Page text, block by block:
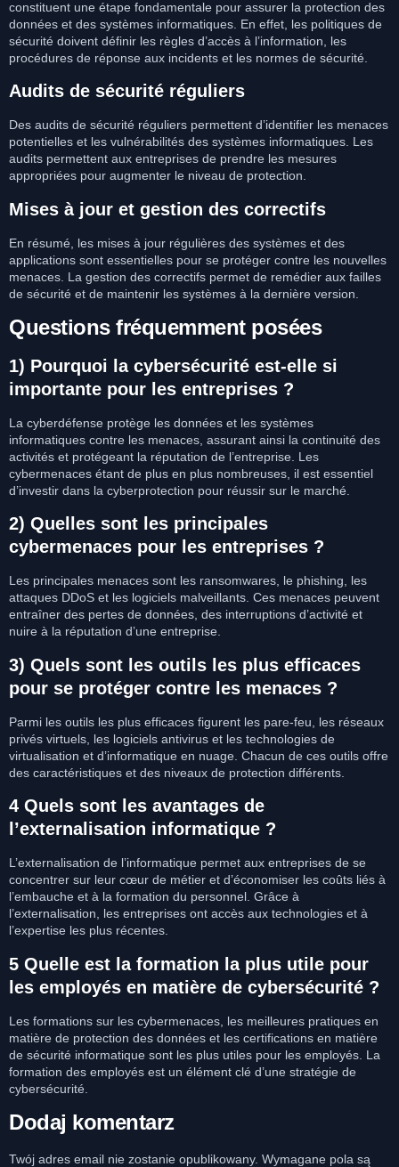
constituent une étape fondamentale pour assurer la protection des
données et des systèmes informatiques. En effet, les politiques de
sécurité doivent définir les règles d’accès à l’information, les
procédures de réponse aux incidents et les normes de sécurité.
Audits de sécurité réguliers
Des audits de sécurité réguliers permettent d’identifier les menaces
potentielles et les vulnérabilités des systèmes informatiques. Les
audits permettent aux entreprises de prendre les mesures
appropriées pour augmenter le niveau de protection.
Mises à jour et gestion des correctifs
En résumé, les mises à jour régulières des systèmes et des
applications sont essentielles pour se protéger contre les nouvelles
menaces. La gestion des correctifs permet de remédier aux failles
de sécurité et de maintenir les systèmes à la dernière version.
Questions fréquemment posées
1) Pourquoi la cybersécurité est-elle si
importante pour les entreprises ?
La cyberdéfense protège les données et les systèmes
informatiques contre les menaces, assurant ainsi la continuité des
activités et protégeant la réputation de l’entreprise. Les
cybermenaces étant de plus en plus nombreuses, il est essentiel
d’investir dans la cyberprotection pour réussir sur le marché.
2) Quelles sont les principales
cybermenaces pour les entreprises ?
Les principales menaces sont les ransomwares, le phishing, les
attaques DDoS et les logiciels malveillants. Ces menaces peuvent
entraîner des pertes de données, des interruptions d’activité et
nuire à la réputation d’une entreprise.
3) Quels sont les outils les plus efficaces
pour se protéger contre les menaces ?
Parmi les outils les plus efficaces figurent les pare-feu, les réseaux
privés virtuels, les logiciels antivirus et les technologies de
virtualisation et d’informatique en nuage. Chacun de ces outils offre
des caractéristiques et des niveaux de protection différents.
4 Quels sont les avantages de
l’externalisation informatique ?
L’externalisation de l’informatique permet aux entreprises de se
concentrer sur leur cœur de métier et d’économiser les coûts liés à
l’embauche et à la formation du personnel. Grâce à
l’externalisation, les entreprises ont accès aux technologies et à
l’expertise les plus récentes.
5 Quelle est la formation la plus utile pour
les employés en matière de cybersécurité ?
Les formations sur les cybermenaces, les meilleures pratiques en
matière de protection des données et les certifications en matière
de sécurité informatique sont les plus utiles pour les employés. La
formation des employés est un élément clé d’une stratégie de
cybersécurité.
Dodaj komentarz
Twój adres email nie zostanie opublikowany. Wymagane pola są